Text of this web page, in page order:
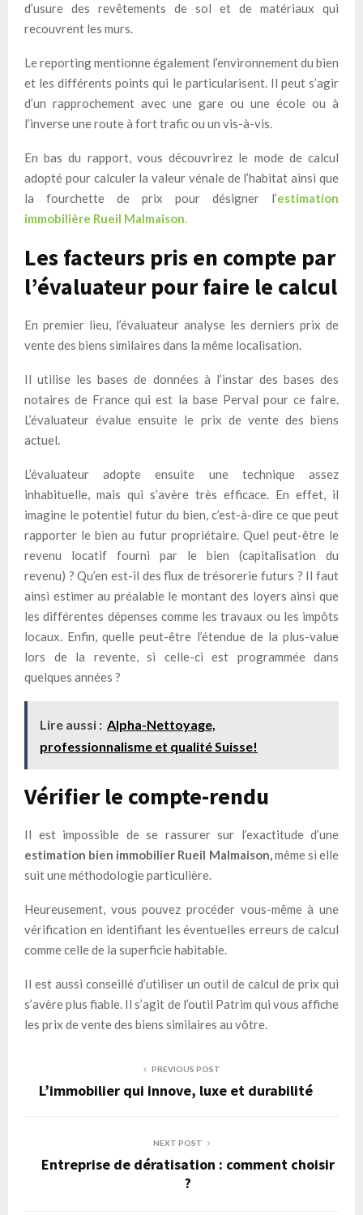
d’usure des revêtements de sol et de matériaux qui
recouvrent les murs.
Le reporting mentionne également l’environnement du bien
et les différents points qui le particularisent. Il peut s’agir
d’un rapprochement avec une gare ou une école ou à
l’inverse une route à fort trafic ou un vis-à-vis.
En bas du rapport, vous découvrirez le mode de calcul
adopté pour calculer la valeur vénale de l’habitat ainsi que
la fourchette de prix pour désigner l’estimation
immobilière Rueil Malmaison.
Les facteurs pris en compte par
l’évaluateur pour faire le calcul
En premier lieu, l’évaluateur analyse les derniers prix de
vente des biens similaires dans la même localisation.
Il utilise les bases de données à l’instar des bases des
notaires de France qui est la base Perval pour ce faire.
L’évaluateur évalue ensuite le prix de vente des biens
actuel.
L’évaluateur adopte ensuite une technique assez
inhabituelle, mais qui s’avère très efficace. En effet, il
imagine le potentiel futur du bien, c’est-à-dire ce que peut
rapporter le bien au futur propriétaire. Quel peut-être le
revenu locatif fourni par le bien (capitalisation du
revenu) ? Qu’en est-il des flux de trésorerie futurs ? Il faut
ainsi estimer au préalable le montant des loyers ainsi que
les différentes dépenses comme les travaux ou les impôts
locaux. Enfin, quelle peut-être l’étendue de la plus-value
lors de la revente, si celle-ci est programmée dans
quelques années ?
Lire aussi : Alpha-Nettoyage,
professionnalisme et qualité Suisse!
Vérifier le compte-rendu
Il est impossible de se rassurer sur l’exactitude d’une
estimation bien immobilier Rueil Malmaison,même si elle
suit une méthodologie particulière.
Heureusement, vous pouvez procéder vous-même à une
vérification en identifiant les éventuelles erreurs de calcul
comme celle de la superficie habitable.
Il est aussi conseillé d’utiliser un outil de calcul de prix qui
s’avère plus fiable. Il s’agit de l’outil Patrim qui vous affiche
les prix de vente des biens similaires au vôtre.
PREVIOUS POST
L’immobilier qui innove, luxe et durabilité
NEXT POST
Entreprise de dératisation : comment choisir
?